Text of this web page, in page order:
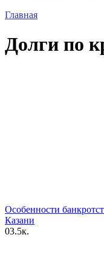
Главная
Долги по
Особенности
Казани
03.5к.